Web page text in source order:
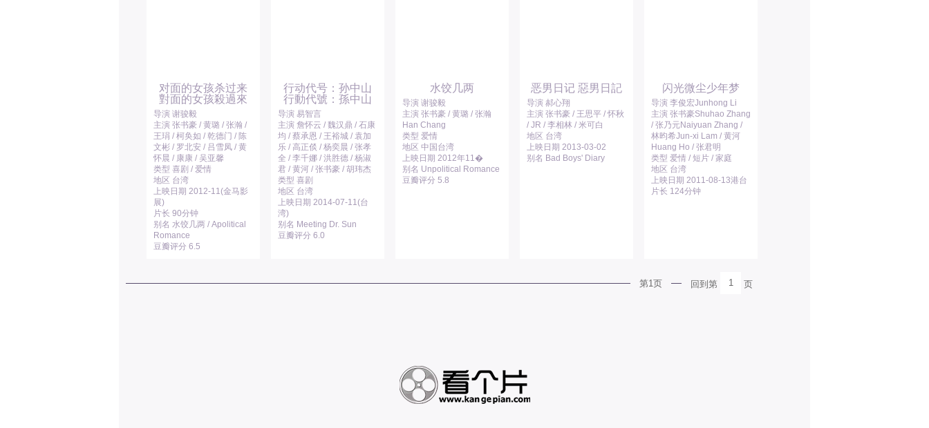
对面的女孩杀过来
對面的女孩殺過來
导演 谢骏毅
主演 张书豪 / 黄璐 / 张瀚 /
王琄 / 柯奂如 / 乾德门 / 陈
文彬 / 罗北安 / 吕雪凤 / 黄
怀晨 / 康康 / 吴亚馨
类型 喜剧 / 爱情
地区 台湾
上映日期 2012-11(金马影
展)
片长 90分钟
别名 水饺几两 / Apolitical
Romance
豆瓣评分 6.5
行动代号：孙中山
行動代號：孫中山
导演 易智言
主演 詹怀云 / 魏汉鼎 / 石康
均 / 蔡承恩 / 王裕城 / 袁加
乐 / 高正倓 / 杨奕晨 / 张孝
全 / 李千娜 / 洪胜德 / 杨淑
君 / 黄河 / 张书豪 / 胡玮杰
类型 喜剧
地区 台湾
上映日期 2014-07-11(台
湾)
别名 Meeting Dr. Sun
豆瓣评分 6.0
水饺几两
导演 谢骏毅
主演 张书豪 / 黄璐 / 张瀚
Han Chang
类型 爱情
地区 中国台湾
上映日期 2012年11�
别名 Unpolitical Romance
豆瓣评分 5.8
恶男日记 惡男日記
导演 郝心翔
主演 张书豪 / 王思平 / 怀秋
/ JR / 李相林 / 米可白
地区 台湾
上映日期 2013-03-02
别名 Bad Boys' Diary
闪光微尘少年梦
导演 李俊宏Junhong Li
主演 张书豪Shuhao Zhang
/ 张乃元Naiyuan Zhang /
林昀希Jun-xi Lam / 黄河
Huang Ho / 张君明
类型 爱情 / 短片 / 家庭
地区 台湾
上映日期 2011-08-13港台
片长 124分钟
第1页 回到第 1 页